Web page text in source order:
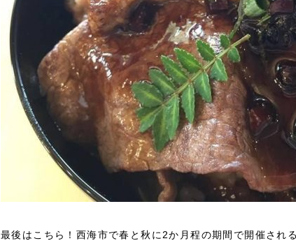
最後はこちら！西海市で春と秋に2か月程の期間で開催され